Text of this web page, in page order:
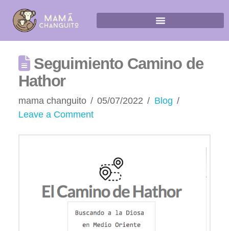
Seguimiento Camino de
Hathor
mama changuito 05/07/2022
Blog
Leave a Comment